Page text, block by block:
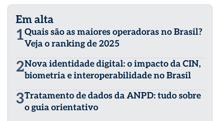
Em alta
1Quais são as maiores operadoras no Brasil?
Veja o ranking de 2025
2Nova identidade digital: o impacto da CIN,
biometria e interoperabilidade no Brasil
3Tratamento de dados da ANPD: tudo sobre
o guia orientativo